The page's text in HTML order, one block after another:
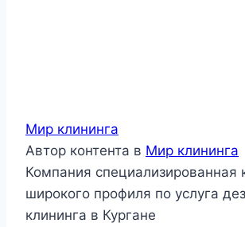
Мир клининга
Автор контента в Мир клининга
Компания специализированная
широкого профиля по услуга
клининга в Кургане